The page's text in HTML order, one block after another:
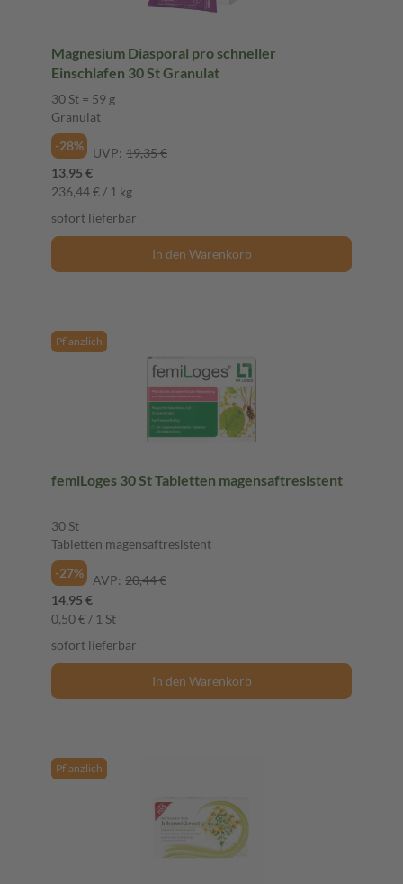
Magnesium Diasporal pro schneller
Einschlafen 30 St Granulat
30 St = 59 g
Granulat
-28%
UVP: 19,35 €
13,95 €
236,44 € / 1 kg
sofort lieferbar
In den Warenkorb
Pflanzlich
femiLoges 30 St Tabletten magensaftresistent
30 St
Tabletten magensaftresistent
-27%
AVP: 20,44 €
14,95 €
0,50 € / 1 St
sofort lieferbar
In den Warenkorb
Pflanzlich